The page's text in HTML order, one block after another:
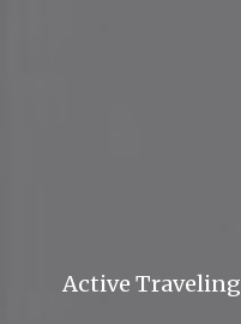
Active Traveling